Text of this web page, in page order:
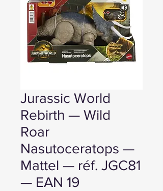
Jurassic World
Rebirth — Wild
Roar
Nasutoceratops —
Mattel — réf. JGC81
— EAN 19